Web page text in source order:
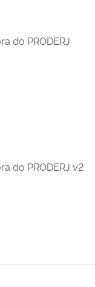
do PRODERJ
do PRODERJ v2